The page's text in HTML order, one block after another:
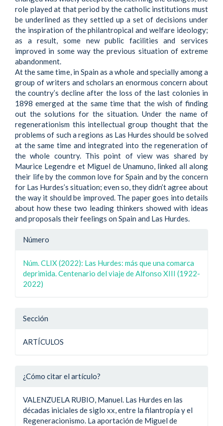
role played at that period by the catholic institutions must
be underlined as they settled up a set of decisions under
the inspiration of the philantropical and welfare ideology;
as a result, some new public facilities and services
improved in some way the previous situation of extreme
abandonment.
At the same time, in Spain as a whole and specially among a
group of writers and scholars an enormous concern about
the country’s decline after the loss of the last colonies in
1898 emerged at the same time that the wish of finding
out the solutions for the situation. Under the name of
regenerationism this intellectual group thought that the
problems of such a regions as Las Hurdes should be solved
at the same time and integrated into the regeneration of
the whole country. This point of view was shared by
Maurice Legendre et Miguel de Unamuno, linked all along
their life by the common love for Spain and by the concern
for Las Hurdes’s situation; even so, they didn’t agree about
the way it should be improved. The paper goes into details
about how these two leading thinkers showed with ideas
and proposals their feelings on Spain and Las Hurdes.
Detalle
artículo
Número
Núm. CLIX (2022): Las Hurdes: más que una comarca
deprimida. Centenario del viaje de Alfonso XIII (1922-
2022)
Sección
ARTÍCULOS
¿Cómo citar el artículo?
VALENZUELA RUBIO, Manuel. Las Hurdes en las
décadas iniciales de siglo xx, entre la filantropía y el
Regeneracionismo. La aportación de Miguel de